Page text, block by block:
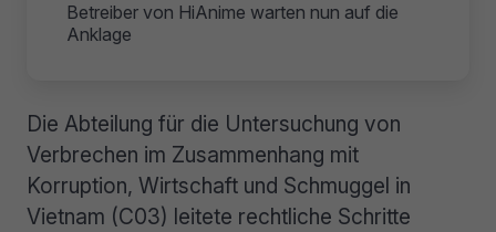
Betreiber von HiAnime warten nun auf die
Anklage
Die Abteilung für die Untersuchung von
Verbrechen im Zusammenhang mit
Korruption, Wirtschaft und Schmuggel in
Vietnam (C03) leitete rechtliche Schritte